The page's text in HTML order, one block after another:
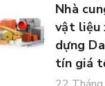
Nhà
vật liệu
dựng
tín giá